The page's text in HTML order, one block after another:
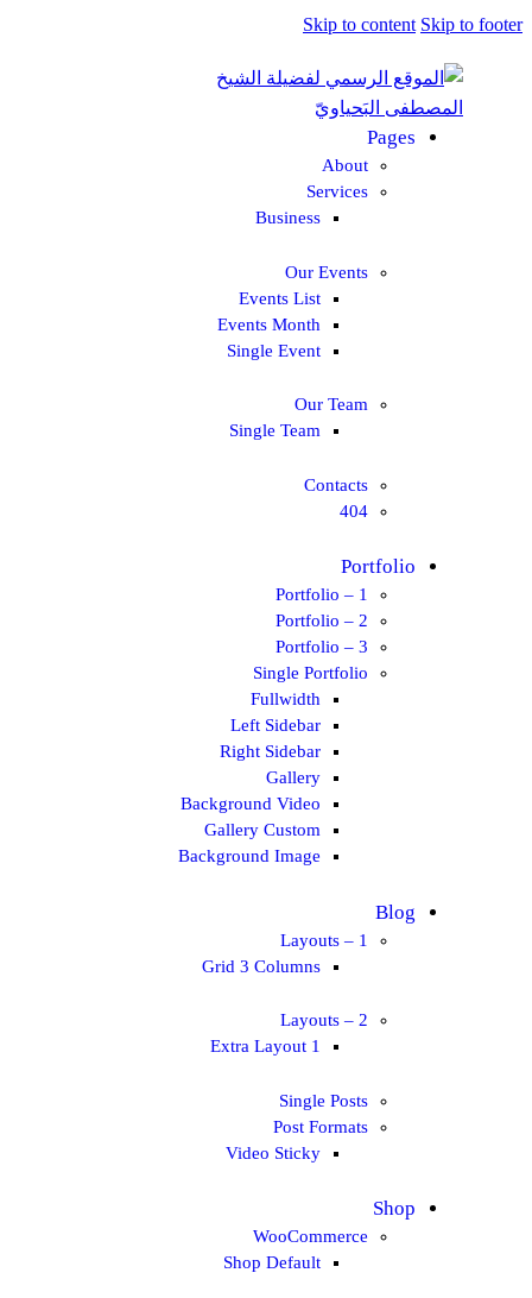
Skip to content Skip to footer
Pages
About
Services
Business
Our Events
Events List
Events Month
Single Event
Our Team
Single Team
Contacts
404
Portfolio
Portfolio – 1
Portfolio – 2
Portfolio – 3
Single Portfolio
Fullwidth
Left Sidebar
Right Sidebar
Gallery
Background Video
Gallery Custom
Background Image
Blog
Layouts – 1
Grid 3 Columns
Layouts – 2
Extra Layout 1
Single Posts
Post Formats
Video Sticky
Shop
WooCommerce
Shop Default